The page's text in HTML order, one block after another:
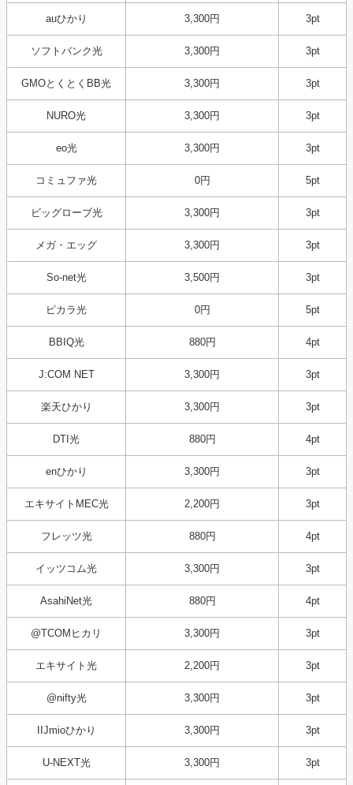
auひかり 3,300円 3pt
ソフトバンク光 3,300円 3pt
GMOとくとくBB光 3,300円 3pt
NURO光 3,300円 3pt
eo光 3,300円 3pt
コミュファ光 0円 5pt
ビッグローブ光 3,300円 3pt
メガ・エッグ 3,300円 3pt
So-net光 3,500円 3pt
ピカラ光 0円 5pt
BBIQ光 880円 4pt
J:COM NET 3,300円 3pt
楽天ひかり 3,300円 3pt
DTI光 880円 4pt
enひかり 3,300円 3pt
エキサイトMEC光 2,200円 3pt
フレッツ光 880円 4pt
イッツコム光 3,300円 3pt
AsahiNet光 880円 4pt
@TCOMヒカリ 3,300円 3pt
エキサイト光 2,200円 3pt
@nifty光 3,300円 3pt
IIJmioひかり 3,300円 3pt
U-NEXT光 3,300円 3pt